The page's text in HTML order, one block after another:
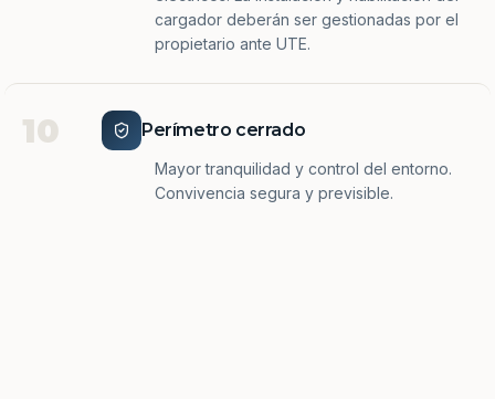
cargador deberán ser gestionadas por el
propietario ante UTE.
10 Perímetro cerrado
Mayor tranquilidad y control del entorno.
Convivencia segura y previsible.